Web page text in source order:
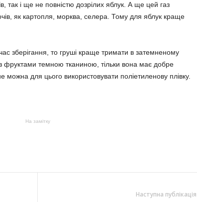
так і ще не повністю дозрілих яблук. А ще цей газ
як картопля, морква, селера. Тому для яблук краще
зберігання, то груші краще тримати в затемненому
фруктами темною тканиною, тільки вона має добре
можна для цього використовувати поліетиленову плівку.
На замітку
Наступна публікація